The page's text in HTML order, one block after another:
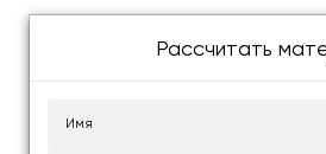
Рассчитать